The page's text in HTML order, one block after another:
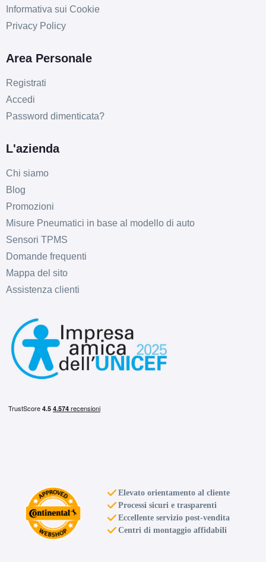
Informativa sui Cookie
Privacy Policy
Area Personale
Registrati
Accedi
Password dimenticata?
L'azienda
Chi siamo
Blog
Promozioni
Misure Pneumatici in base al modello di auto
Sensori TPMS
Domande frequenti
Mappa del sito
Assistenza clienti
Elevato orientamento al cliente
Processi sicuri e trasparenti
Eccellente servizio post-vendita
Centri di montaggio affidabili